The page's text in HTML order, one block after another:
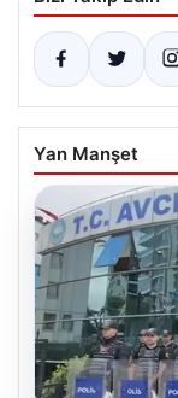
Yan Manşet